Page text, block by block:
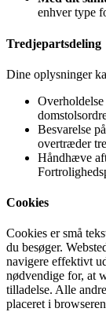
enhver type
Tredjepartsdeling
Dine oplysninger
Besvarelse
overtræder
Håndhæve
Cookies
Cookies er små
du besøger.
navigere effektivt
nødvendige for, at
tilladelse. Alle
placeret i